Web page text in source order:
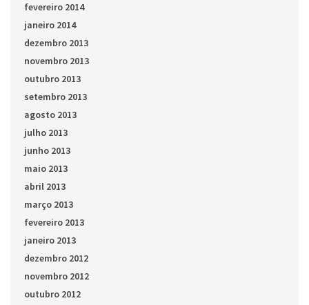
fevereiro 2014
janeiro 2014
dezembro 2013
novembro 2013
outubro 2013
setembro 2013
agosto 2013
julho 2013
junho 2013
maio 2013
abril 2013
março 2013
fevereiro 2013
janeiro 2013
dezembro 2012
novembro 2012
outubro 2012